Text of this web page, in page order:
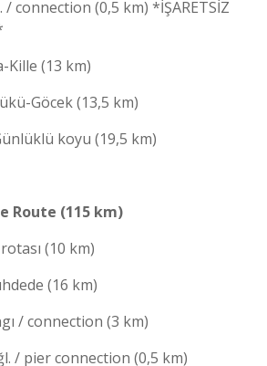
/ connection (0,5 km) *İŞARETSİZ
Kille (13 km)
Göcek (13,5 km)
koyu (19,5 km)
Route (115 km)
(10 km)
(16 km)
/ connection (3 km)
/ pier connection (0,5 km)